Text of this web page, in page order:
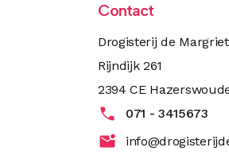
Contact
Drogisterij de Margriet
Rijndijk 261
2394 CE
071 - 3415673